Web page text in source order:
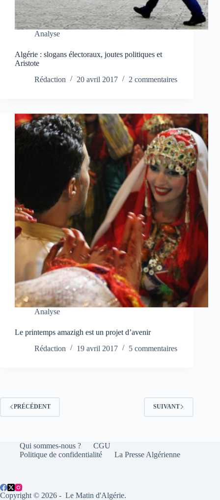
Analyse
Algérie : slogans électoraux, joutes politiques et
Aristote
Rédaction
20 avril 2017 2 commentaires
Analyse
Le printemps amazigh est un projet d’avenir
Rédaction
19 avril 2017 5 commentaires
PRÉCÉDENT SUIVANT
Qui sommes-nous ?
CGU
Politique de confidentialité
La Presse Algérienne
Copyright © 2026 - Le Matin d'Algérie.